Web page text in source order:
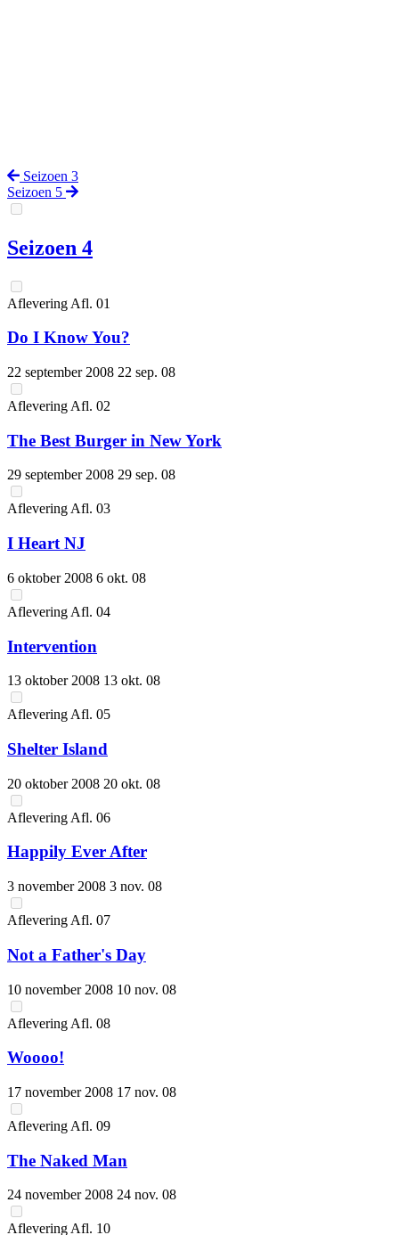
Seizoen 3
Seizoen 5
Seizoen 4
Aflevering Afl. 01
Do I Know You?
22 september 2008 22 sep. 08
Aflevering Afl. 02
The Best Burger in New York
29 september 2008 29 sep. 08
Aflevering Afl. 03
I Heart NJ
6 oktober 2008 6 okt. 08
Aflevering Afl. 04
Intervention
13 oktober 2008 13 okt. 08
Aflevering Afl. 05
Shelter Island
20 oktober 2008 20 okt. 08
Aflevering Afl. 06
Happily Ever After
3 november 2008 3 nov. 08
Aflevering Afl. 07
Not a Father's Day
10 november 2008 10 nov. 08
Aflevering Afl. 08
Woooo!
17 november 2008 17 nov. 08
Aflevering Afl. 09
The Naked Man
24 november 2008 24 nov. 08
AfleveringAfl. 10